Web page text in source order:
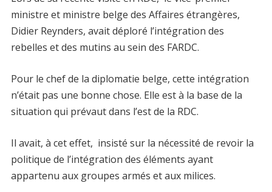
ministre et ministre belge des Affaires étrangères,
Didier Reynders, avait déploré l’intégration des
rebelles et des mutins au sein des FARDC.
Pour le chef de la diplomatie belge, cette intégration
n’était pas une bonne chose. Elle est à la base de la
situation qui prévaut dans l’est de la RDC.
Il avait, à cet effet, insisté sur la nécessité de revoir la
politique de l’intégration des éléments ayant
appartenu aux groupes armés et aux milices.